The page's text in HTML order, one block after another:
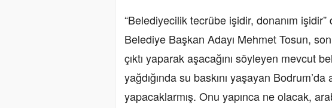
“Belediyecilik tecrübe işidir, donanım
Belediye Başkan Adayı Mehmet Tosun,
çıktı yaparak aşacağını söyleyen mevcut
yağdığında su baskını yaşayan Bodrum’da
yapacaklarmış. Onu yapınca ne olacak,